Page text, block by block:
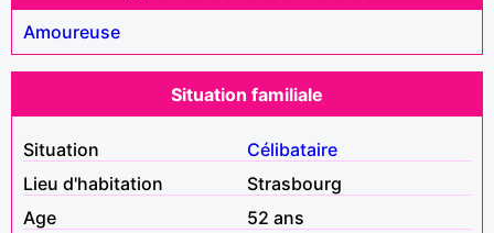
Amoureuse
Situation familiale
Situation
Célibataire
Lieu d'habitation
Strasbourg
Age
52 ans